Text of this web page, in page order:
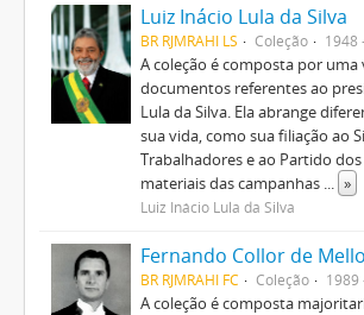
Luiz Inácio Lula da Silva
BR RJMRAHI LS Coleção 1948
A coleção é composta por uma
documentos referentes ao
Lula da Silva. Ela abrange
sua vida, como sua filiação ao
Trabalhadores e ao Partido
materiais das campanhas ... »
Luiz Inácio Lula da Silva
Fernando Collor de Mello
BR RJMRAHI FC Coleção 1989
A coleção é composta